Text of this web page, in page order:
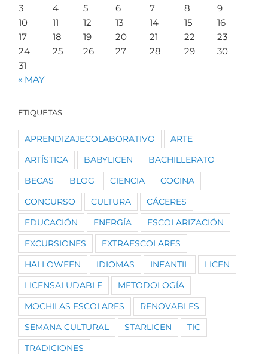
3
4 5 6 7 8
9
10
11 12 13 14 15
16
17
18 19 20 21 22
23
24
25 26 27 28 29
30
31
« MAY
ETIQUETAS
APRENDIZAJECOLABORATIVO ARTE
ARTÍSTICA BABYLICEN BACHILLERATO
BECAS BLOG CIENCIA COCINA
CONCURSO CULTURA CÁCERES
EDUCACIÓN ENERGÍA ESCOLARIZACIÓN
EXCURSIONES EXTRAESCOLARES
HALLOWEEN IDIOMAS INFANTIL LICEN
LICENSALUDABLE METODOLOGÍA
MOCHILAS ESCOLARES RENOVABLES
SEMANA CULTURAL STARLICEN TIC
TRADICIONES